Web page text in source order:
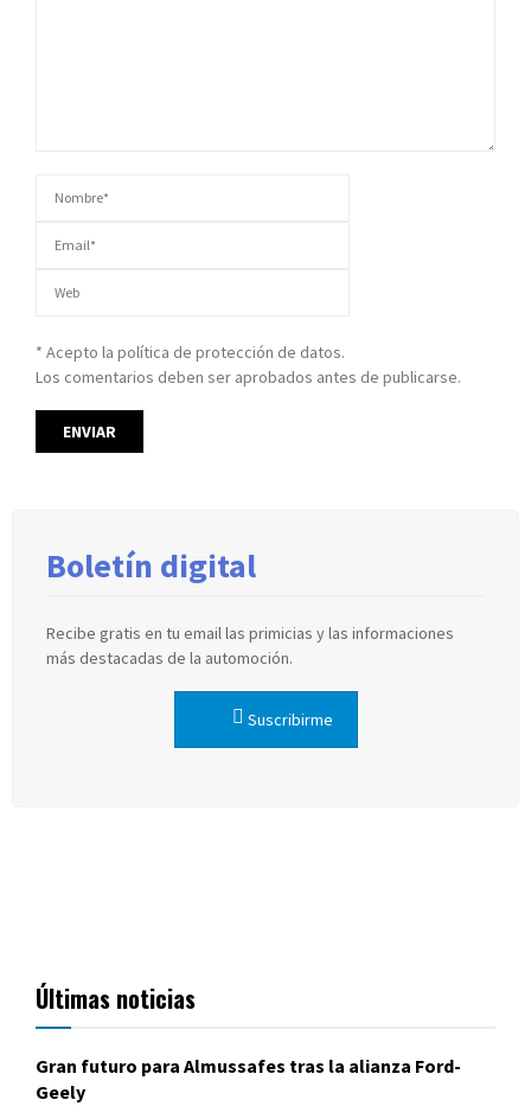
* Acepto la política de protección de datos.
Los comentarios deben ser aprobados antes de publicarse.
Boletín digital
Recibe gratis en tu email las primicias y las informaciones
más destacadas de la automoción.
Suscribirme
Últimas noticias
Gran futuro para Almussafes tras la alianza Ford-
Geely